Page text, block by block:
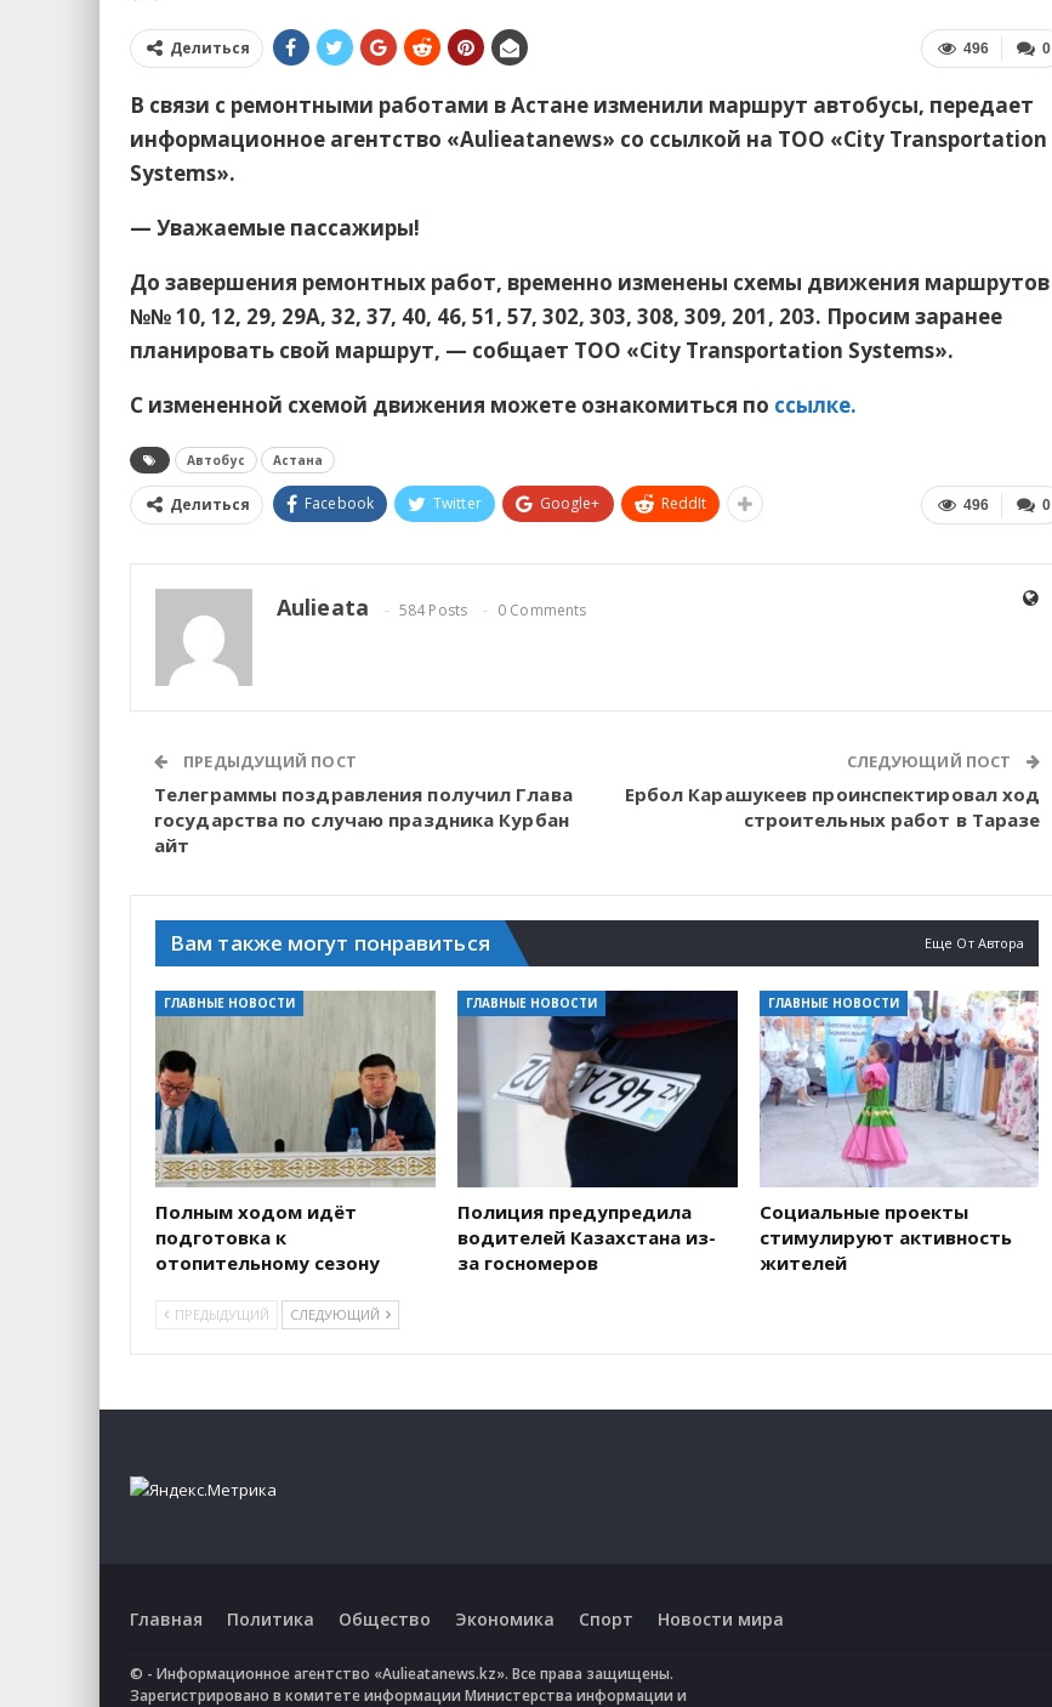
0
496
Делиться
В связи с ремонтными работами в Астане изменили маршрут автобусы, передает
информационное агентство «Aulieatanews» со ссылкой на ТОО «City Transportation
Systems».
— Уважаемые пассажиры!
До завершения ремонтных работ, временно изменены схемы движения маршрутов
№№ 10, 12, 29, 29А, 32, 37, 40, 46, 51, 57, 302, 303, 308, 309, 201, 203. Просим заранее
планировать свой маршрут, — собщает ТОО «City Transportation Systems».
С измененной схемой движения можете ознакомиться по ссылке.
Автобус Астана
0
496
Делиться Facebook Twitter Google+ ReddIt
Aulieata 584 Posts 0 Comments
ПРЕДЫДУЩИЙ ПОСТ
Телеграммы поздравления получил Глава
государства по случаю праздника Курбан
айт
СЛЕДУЮЩИЙ ПОСТ
Ербол Карашукеев проинспектировал ход
строительных работ в Таразе
Вам также могут понравиться Еще От Автора
ГЛАВНЫЕ НОВОСТИ
Полным ходом идёт
подготовка к
отопительному сезону
ГЛАВНЫЕ НОВОСТИ
Полиция предупредила
водителей Казахстана из-
за госномеров
ГЛАВНЫЕ НОВОСТИ
Социальные проекты
стимулируют активность
жителей
ПРЕДЫДУЩИЙ СЛЕДУЮЩИЙ
Главная Политика Общество Экономика Спорт Новости мира
© - Информационное агентство «Aulieatanews.kz». Все права защищены.
Зарегистрировано в комитете информации Министерства информации и